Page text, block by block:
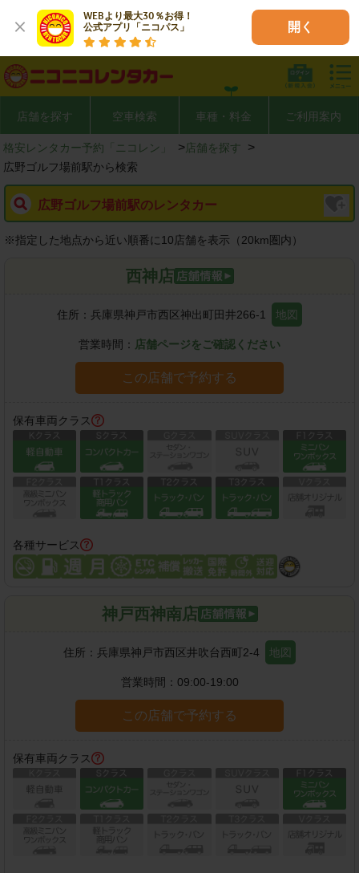
WEBより最大30％お得！
公式アプリ「ニコパス」
開く
店舗を探す 空車検索 車種・料金 ご利用案内
格安レンタカー予約「ニコレン」 > 店舗を探す >
広野ゴルフ場前駅から検索
広野ゴルフ場前駅のレンタカー
※指定した地点から近い順番に10店舗を表示（ 20km圏内）
西神店
住所： 兵庫県神戸市西区神出町田井266-1 地図
営業時間： 店舗ページをご確認ください
この店舗で予約する
保有車両クラス
各種サービス
神戸西神南店
住所： 兵庫県神戸市西区井吹台西町2-4 地図
営業時間： 09:00-19:00
この店舗で予約する
保有車両クラス